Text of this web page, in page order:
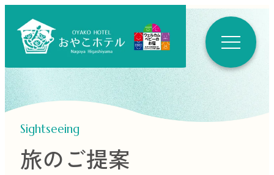
Sightseeing
旅のご提案